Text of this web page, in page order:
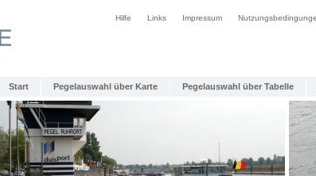
Hilfe Links Impressum
Start Pegelauswahl über Karte Pegelauswahl über Tabelle